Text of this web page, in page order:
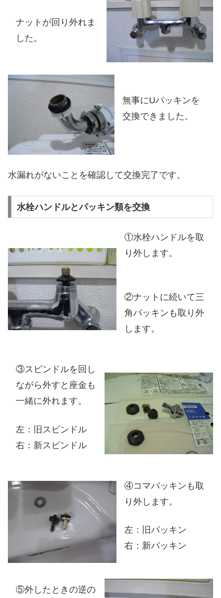
ナットが回り外れま
した。
無事にUパッキンを
交換できました。
水漏れがないことを確認して交換完了です。
水栓ハンドルとパッキン類を交換
①水栓ハンドルを取
り外します。
②ナットに続いて三
角パッキンも取り外
します。
③スピンドルを回し
ながら外すと座金も
一緒に外れます。
左：旧スピンドル
右：新スピンドル
④コマパッキンも取
り外します。
左：旧パッキン
右：新パッキン
⑤外したときの逆の